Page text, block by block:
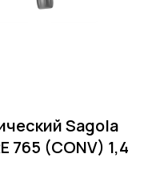
Sagola
765 (CONV) 1,4